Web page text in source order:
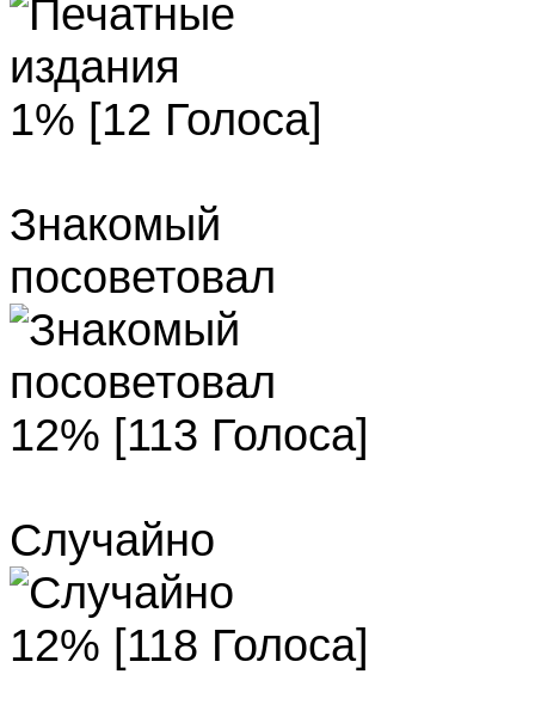
1% [12 Голоса]
Знакомый
посоветовал
12% [113 Голоса]
Случайно
12% [118 Голоса]